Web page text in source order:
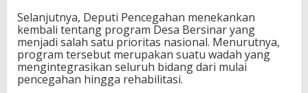
Selanjutnya, Deputi Pencegahan menekankan
kembali tentang program Desa Bersinar yang
menjadi salah satu prioritas nasional. Menurutnya,
program tersebut merupakan suatu wadah yang
mengintegrasikan seluruh bidang dari mulai
pencegahan hingga rehabilitasi.